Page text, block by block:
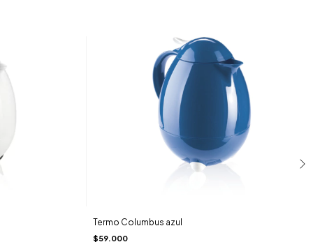
Termo Columbus azul
$59.000